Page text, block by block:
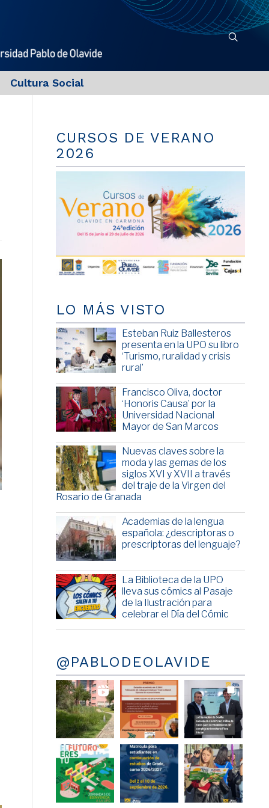
Cultura Social
CURSOS DE VERANO
2026
LO MÁS VISTO
Esteban Ruiz Ballesteros
presenta en la UPO su libro
‘Turismo, ruralidad y crisis
rural’
Francisco Oliva, doctor
‘Honoris Causa’ por la
Universidad Nacional
Mayor de San Marcos
Nuevas claves sobre la
moda y las gemas de los
siglos XVI y XVII a través
del traje de la Virgen del
Rosario de Granada
Academias de la lengua
española: ¿descriptoras o
prescriptoras del lenguaje?
La Biblioteca de la UPO
lleva sus cómics al Pasaje
de la Ilustración para
celebrar el Día del Cómic
@PABLODEOLAVIDE